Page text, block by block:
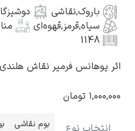
ادوارد مونک
دوشیزگان,سکون
هلند
قهوه‌ای مناسب همه‌ی فضاها
هلندی به سال ۱۶۵۶ میلادی
بوم نقاشی
بوم با قاب چوبی